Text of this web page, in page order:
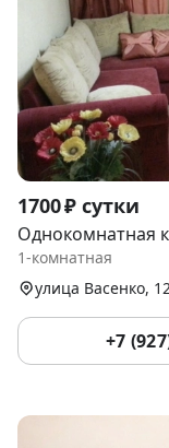
Item
1
of
4
1700 ₽ сутки
Однокомнатная
1-комнатная
улица Васенко,
+7